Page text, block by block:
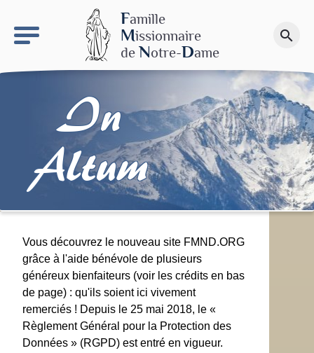
Famille
Missionnaire
de Notre-Dame
search
Faire un don
In
Altum
Vous découvrez le nouveau site FMND.ORG
grâce à l'aide bénévole de plusieurs
généreux bienfaiteurs (voir les crédits en bas
de page) : qu'ils soient ici vivement
remerciés ! Depuis le 25 mai 2018, le «
Règlement Général pour la Protection des
Données » (RGPD) est entré en vigueur.